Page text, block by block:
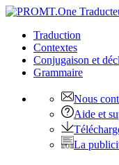
Traduction
Contextes
Conjugaison et
Grammaire
Nous
Aide et
La